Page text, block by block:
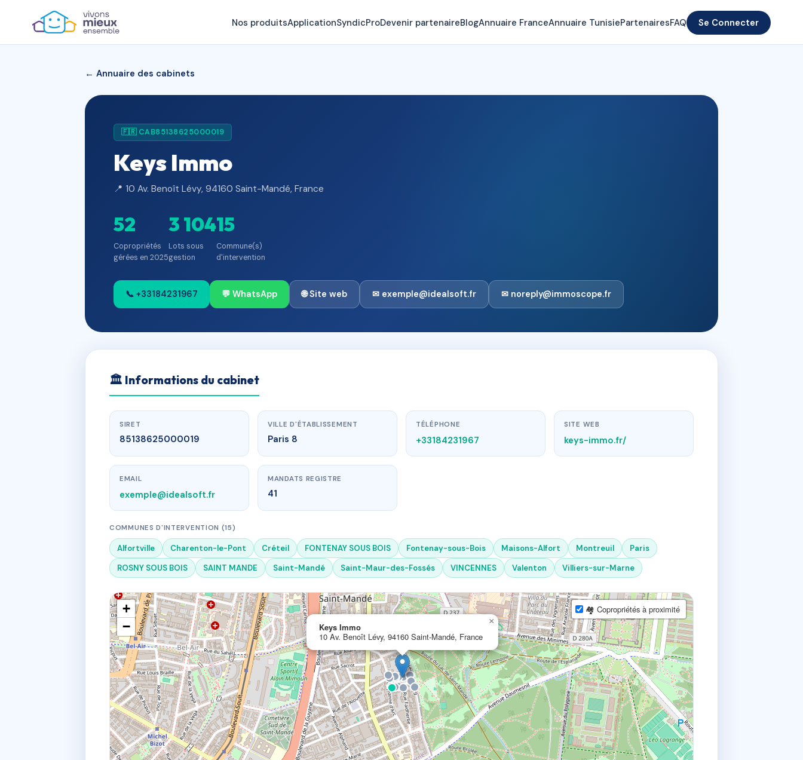
Nos produitsApplicationSyndicProDevenir partenaireBlogAnnuaire FranceAnnuaire TunisiePartenairesFAQ Se Connecter
← Annuaire des cabinets
🇫🇷 CAB85138625000019
Keys Immo
📍 10 Av. Benoît Lévy, 94160 Saint-Mandé, France
52
Copropriétés
gérées en 2025
3 104
Lots sous
gestion
15
Commune(s)
d'intervention
📞 +33184231967 💬 WhatsApp 🌐 Site web ✉ exemple@idealsoft.fr ✉ noreply@immoscope.fr
🏛 Informations du cabinet
SIRET
85138625000019
VILLE D'ÉTABLISSEMENT
Paris 8
TÉLÉPHONE
+33184231967
SITE WEB
keys-immo.fr/
EMAIL
exemple@idealsoft.fr
MANDATS REGISTRE
41
COMMUNES D'INTERVENTION (15)
Alfortville Charenton-le-Pont Créteil FONTENAY SOUS BOIS Fontenay-sous-Bois Maisons-Alfort Montreuil
Paris
ROSNY SOUS BOIS
SAINT MANDE Saint-Mandé Saint-Maur-des-Fossés VINCENNES Valenton Villiers-sur-Marne
Keys Immo
10 Av. Benoît Lévy, 94160 Saint-Mandé, France
×
+
−
🏘 Copropriétés à proximité